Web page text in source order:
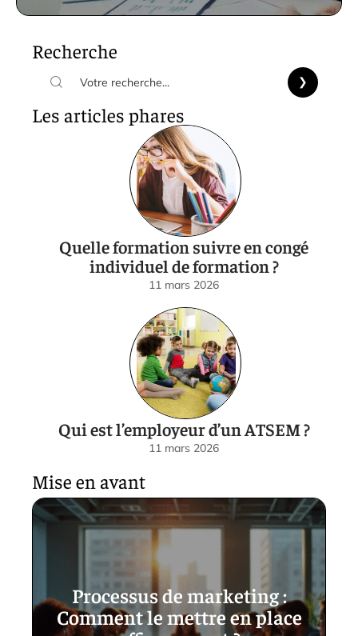
Recherche
Les articles phares
Quelle formation suivre en congé
individuel de formation ?
11 mars 2026
Qui est l’employeur d’un ATSEM ?
11 mars 2026
Mise en avant
Processus de marketing :
Comment le mettre en place